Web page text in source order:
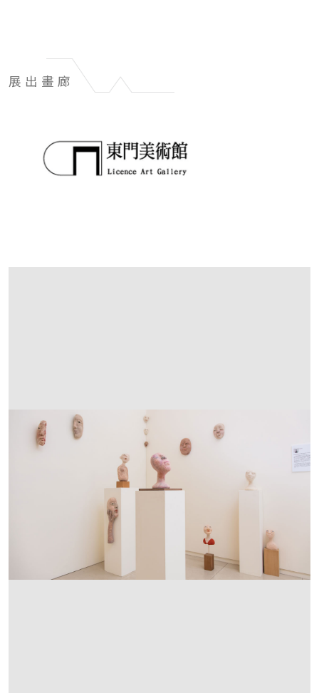
展出畫廊